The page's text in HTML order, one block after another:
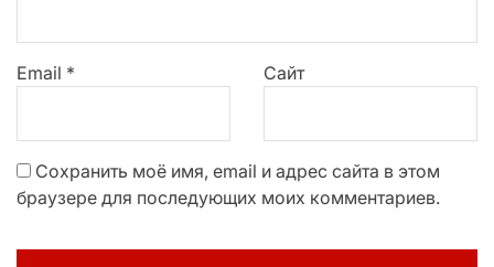
Email * Сайт
Сохранить моё имя, email и адрес сайта в этом
браузере для последующих моих комментариев.